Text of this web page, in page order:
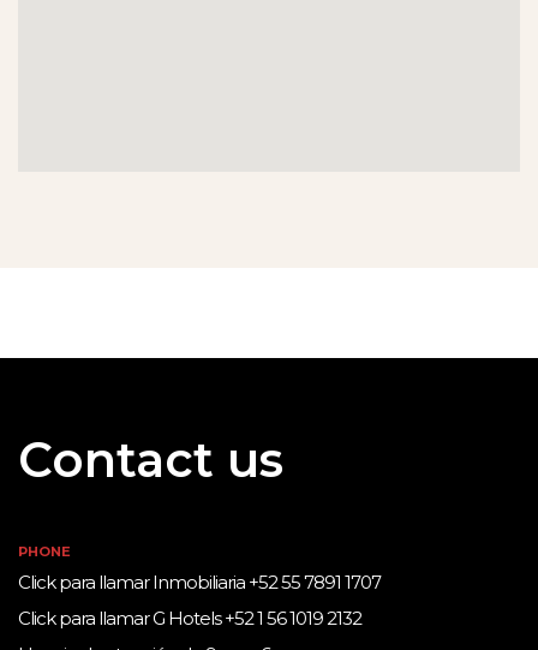
Contact us
PHONE
Click para llamar Inmobiliaria +52 55 7891 1707
Click para llamar G Hotels +52 1 56 1019 2132